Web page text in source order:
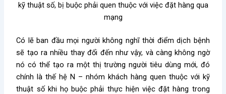
kỹ thuật số, bị buộc phải quen thuộc với việc đặt hàng qua
mạng
Có lẽ ban đầu mọi người không nghĩ thời điểm dịch bệnh
sẽ tạo ra nhiều thay đổi đến như vậy, và càng không ngờ
nó có thể tạo ra một thị trường người tiêu dùng mới, đó
chính là thế hệ N – nhóm khách hàng quen thuộc với kỹ
thuật số khi họ buộc phải thực hiện việc đặt hàng trong